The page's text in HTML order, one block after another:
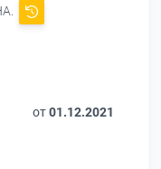
от01.12.2021